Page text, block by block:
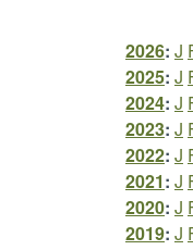
2026: J
2025: J
2024: J
2023: J
2022: J
2021: J
2020: J
2019: J